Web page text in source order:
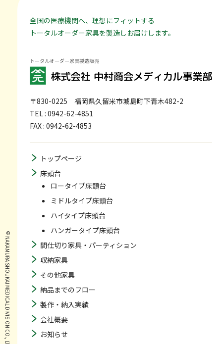
全国の医療機関へ、理想にフィットする
トータルオーダー家具を製造しお届けします。
トータルオーダー家具製造販売
〒830-0225 福岡県久留米市城島町下青木482-2
TEL : 0942-62-4851
FAX : 0942-62-4853
トップページ
床頭台
ロータイプ床頭台
ミドルタイプ床頭台
ハイタイプ床頭台
ハンガータイプ床頭台
間仕切り家具・パーティション
収納家具
その他家具
納品までのフロー
製作・納入実績
会社概要
お知らせ